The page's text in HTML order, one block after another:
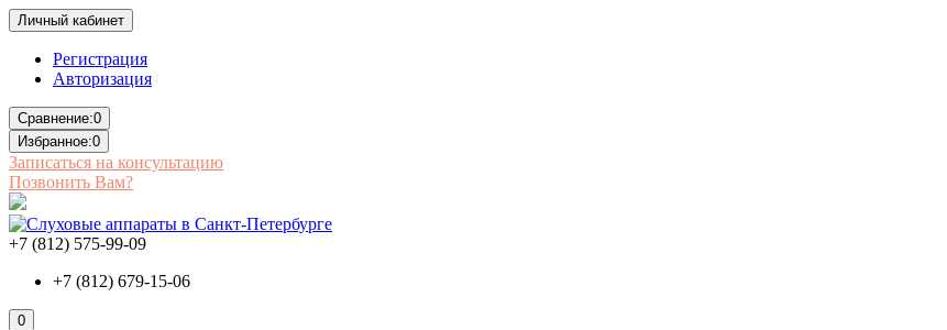
Личный кабинет
Регистрация
Авторизация
Сравнение:0
Избранное:0
Записаться на консультацию
Позвонить Вам?
+7 (812) 575-99-09
+7 (812) 679-15-06
0